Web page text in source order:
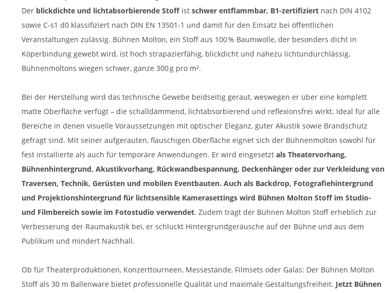
Der blickdichte und lichtabsorbierende Stoffist schwer entflammbar, B1-zertifiziert nach DIN 4102
sowie C-s1 d0 klassifiziert nach DIN EN 13501-1 und damit für den Einsatz bei öffentlichen
Veranstaltungen zulässig. Bühnen Molton, ein Stoff aus 100 % Baumwolle, der besonders dicht in
Köperbindung gewebt wird, ist hoch strapazierfähig, blickdicht und nahezu lichtundurchlässig.
Bühnenmoltons wiegen schwer, ganze 300 g pro m².
Bei der Herstellung wird das technische Gewebe beidseitig geraut, weswegen er über eine komplett
matte Oberfläche verfügt – die schalldämmend, lichtabsorbierend und reflexionsfrei wirkt. Ideal für alle
Bereiche in denen visuelle Voraussetzungen mit optischer Eleganz, guter Akustik sowie Brandschutz
gefragt sind. Mit seiner aufgerauten, flauschigen Oberfläche eignet sich der Bühnenmolton sowohl für
fest installierte als auch für temporäre Anwendungen. Er wird eingesetzt als Theatervorhang,
Bühnenhintergrund, Akustikvorhang, Rückwandbespannung, Deckenhänger oder zur Verkleidung von
Traversen, Technik, Gerüsten und mobilen Eventbauten. Auch als Backdrop, Fotografiehintergrund
und Projektionshintergrund für lichtsensible Kamerasettings wird Bühnen Molton Stoff im Studio-
und Filmbereich sowie im Fotostudio verwendet. Zudem trägt der Bühnen Molton Stoff erheblich zur
Verbesserung der Raumakustik bei, er schluckt Hintergrundgeräusche auf der Bühne und aus dem
Publikum und mindert Nachhall.
Ob für Theaterproduktionen, Konzerttourneen, Messestände, Filmsets oder Galas: Der Bühnen Molton
Stoff als 30 m Ballenware bietet professionelle Qualität und maximale Gestaltungsfreiheit. Jetzt Bühnen